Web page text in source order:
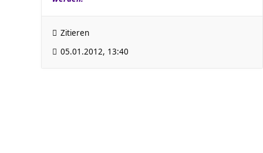
Zitieren
05.01.2012, 13:40